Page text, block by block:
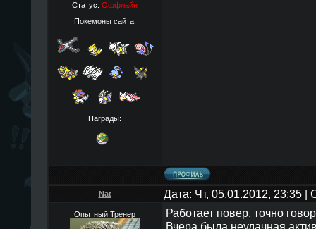
Статус: Оффлайн
Покемоны сайта:
Награды:
Nat Дата: Чт, 05.01.2012, 23:35
Опытный Тренер
Работает повер, точно
Вчера была неудачная